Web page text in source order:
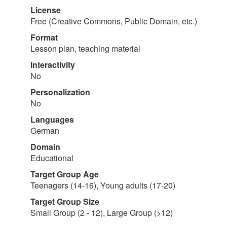
License
Free (Creative Commons, Public Domain, etc.)
Format
Lesson plan, teaching material
Interactivity
No
Personalization
No
Languages
German
Domain
Educational
Target Group Age
Teenagers (14-16), Young adults (17-20)
Target Group Size
Small Group (2 - 12), Large Group (>12)